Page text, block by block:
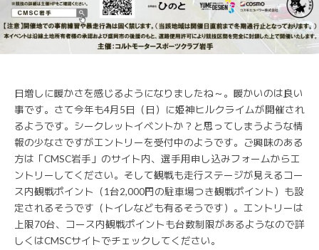
日増しに暖かさを感じるようになりましたね～。暖かいのは良い
事です。さて今年も4月5日（日）に姫神ヒルクライムが開催され
るようです。シークレットイベントか？と思ってしまうような情
報の少なさですがエントリーを受付中のようです。ご興味のある
方は「CMSC岩手」のサイト内、選手用申し込みフォームからエ
ントリーしてください。そして観戦も走行ステージが見えるコー
ス内観戦ポイント（1台2,000円の駐車場つき観戦ポイント）も設
定されるそうです（トイレなども有るそうです）。エントリーは
上限70台、コース内観戦ポイントも台数制限があるようなので詳
しくはCMSCサイトでチェックしてください。